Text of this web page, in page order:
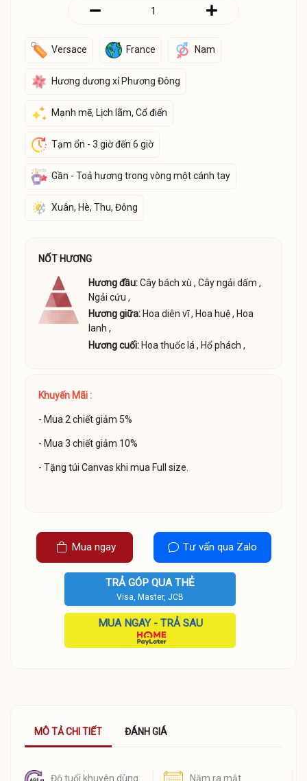
Versace France Nam
Hương dương xỉ Phương Đông
Mạnh mẽ, Lịch lãm, Cổ điển
Tạm ổn - 3 giờ đến 6 giờ
Gần - Toả hương trong vòng một cánh tay
Xuân, Hè, Thu, Đông
NỐT HƯƠNG
Hương đầu:Cây bách xù ,Cây ngải dấm ,
Ngải cứu ,
Hương giữa: Hoa diên vĩ, Hoa huệ, Hoa
lanh ,
Hương cuối: Hoa thuốc lá , Hổ phách ,
Khuyến Mãi :
- Mua 2 chiết giảm 5%
- Mua 3 chiết giảm 10%
- Tặng túi Canvas khi mua Full size.
Mua ngay Tư vấn qua Zalo
TRẢ GÓP QUA THẺ
Visa, Master, JCB
MUA NGAY - TRẢ SAU
MÔ TẢ CHI TIẾT ĐÁNH GIÁ
Độ tuổi khuyên dùng Năm ra mắt